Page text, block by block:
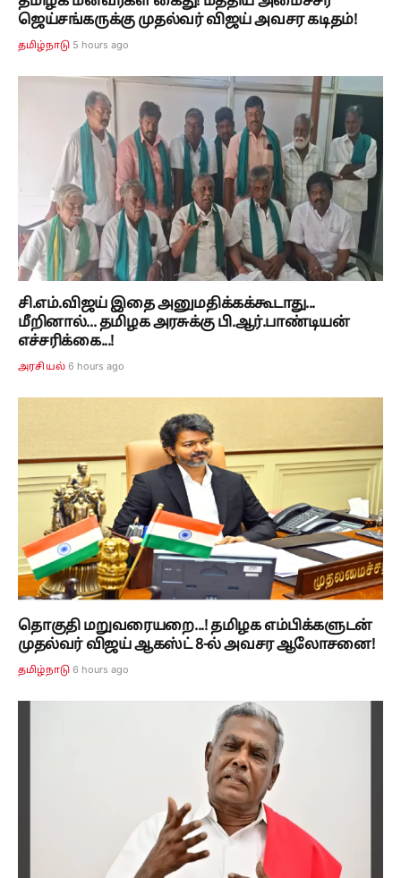
ஜெய்சங்கருக்கு முதல்வர் விஜய் அவசர கடிதம்!
தமிழ்நாடு 5 hours ago
சி.எம்.விஜய் இதை அனுமதிக்கக்கூடாது...
மீறினால்... தமிழக அரசுக்கு பி.ஆர்.பாண்டியன்
எச்சரிக்கை...!
அரசியல் 6 hours ago
தொகுதி மறுவரையறை...! தமிழக எம்பிக்களுடன்
முதல்வர் விஜய் ஆகஸ்ட் 8-ல் அவசர ஆலோசனை!
தமிழ்நாடு 6 hours ago